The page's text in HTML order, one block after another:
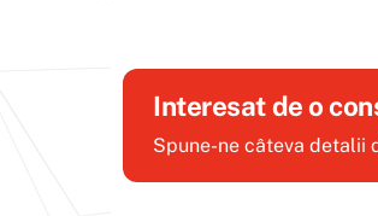
Interesat de o
Spune-ne câteva detalii